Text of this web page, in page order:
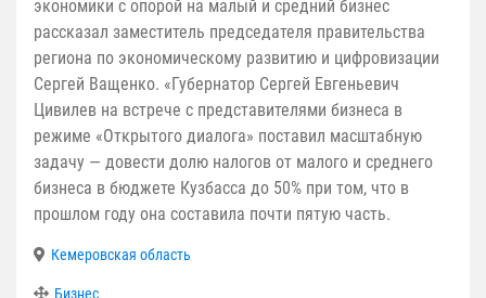
экономики с опорой на малый и средний бизнес
рассказал заместитель председателя правительства
региона по экономическому развитию и цифровизации
Сергей Ващенко. «Губернатор Сергей Евгеньевич
Цивилев на встрече с представителями бизнеса в
режиме «Открытого диалога» поставил масштабную
задачу — довести долю налогов от малого и среднего
бизнеса в бюджете Кузбасса до 50% при том, что в
прошлом году она составила почти пятую часть.
Кемеровская область
Бизнес